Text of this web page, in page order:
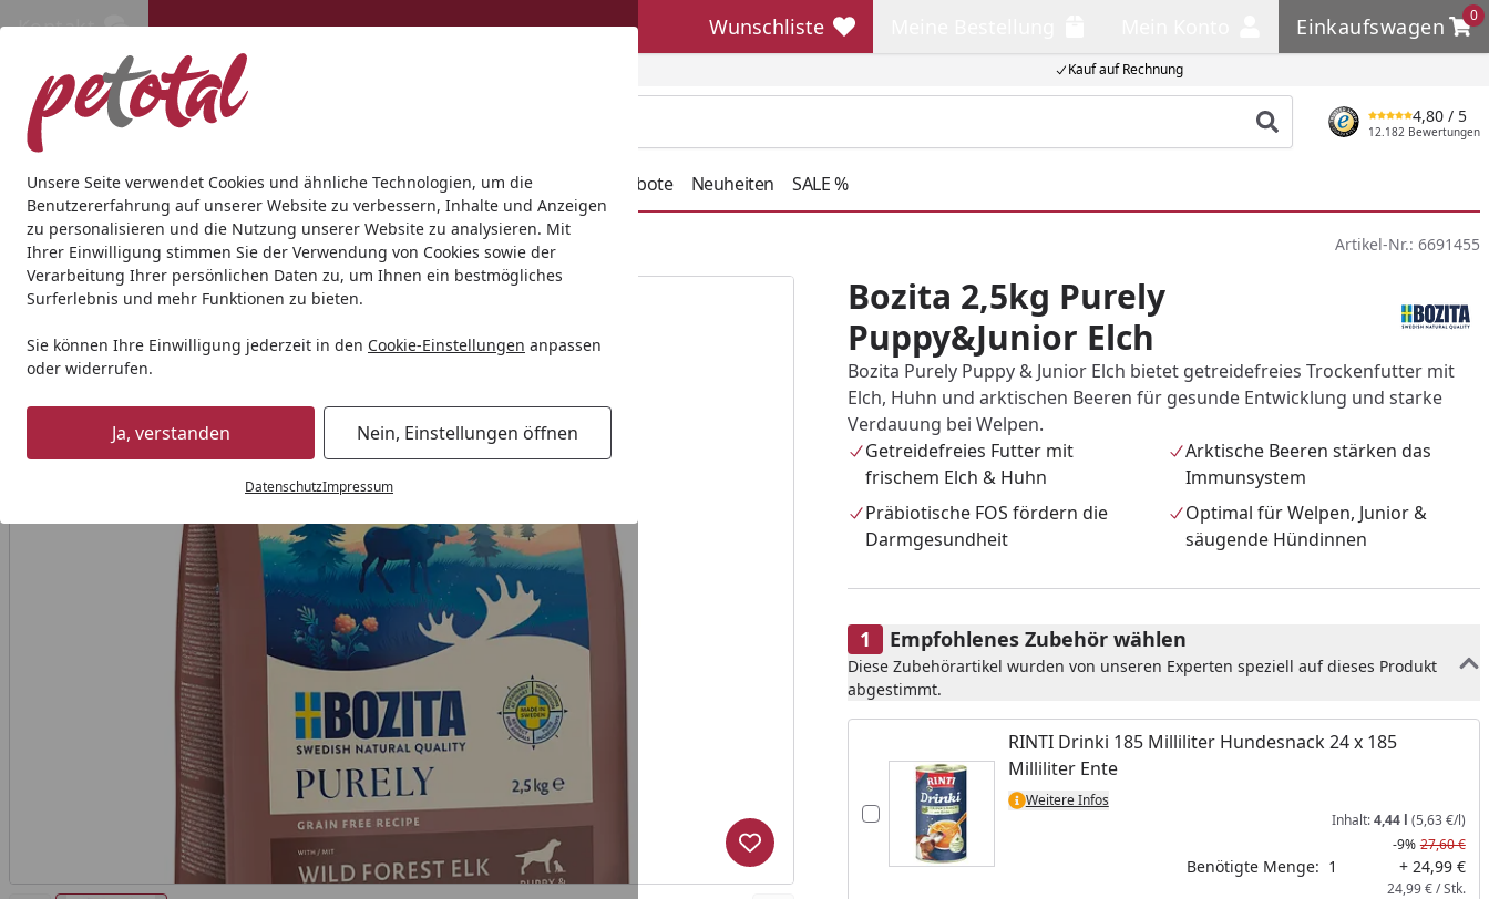
Unsere Seite verwendet Cookies und ähnliche Technologien, um die
Benutzererfahrung auf unserer Website zu verbessern, Inhalte und Anzeigen
zu personalisieren und die Nutzung unserer Website zu analysieren. Mit
Ihrer Einwilligung stimmen Sie der Verwendung von Cookies sowie der
Verarbeitung Ihrer persönlichen Daten zu, um Ihnen ein bestmögliches
Surferlebnis und mehr Funktionen zu bieten.
Sie können Ihre Einwilligung jederzeit in den Cookie-Einstellungen anpassen
oder widerrufen.
Ja, verstanden Nein, Einstellungen öffnen
DatenschutzImpressum
Kauf auf Rechnung
Kontakt Wunschliste
Wunschliste Einkaufswagen
0
Einkaufswagen
Produkt suchen
4,80 / 5
12.182 Bewertungen
Hund Katze Aquaristik Teich Andere Tierarten Geschenkideen Angebote Neuheiten SALE %
Startseite
Hund Hundetrockenfutter Bozita 2,5kg Purely Puppy&Junior Elch Artikel-Nr.: 6691455
BALD VERGRIFFEN
Produkt zur Wunschliste hinzufügen
Bozita 2,5kg Purely
Puppy&Junior Elch
Bozita Purely Puppy & Junior Elch bietet getreidefreies Trockenfutter mit
Elch, Huhn und arktischen Beeren für gesunde Entwicklung und starke
Verdauung bei Welpen.
Getreidefreies Futter mit
frischem Elch & Huhn
Arktische Beeren stärken das
Immunsystem
Präbiotische FOS fördern die
Darmgesundheit
Optimal für Welpen, Junior &
säugende Hündinnen
Empfohlenes Zubehör wählen
Diese Zubehörartikel wurden von unseren Experten speziell auf dieses Produkt
abgestimmt.
RINTI Drinki 185 Milliliter Hundesnack 24 x 185
Milliliter Ente
Weitere Infos
Inhalt:4,44 l (5,63 €/l)
-9% 27,60 €
Benötigte Menge: 1 + 24,99 €
24,99 € / Stk.